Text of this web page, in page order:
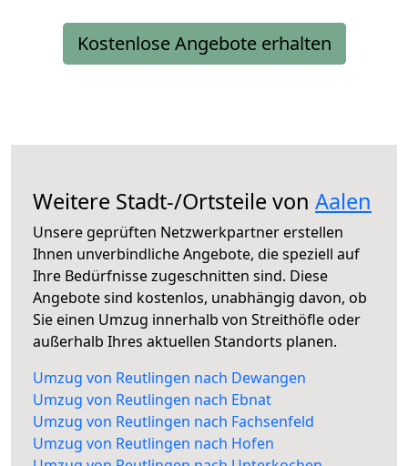
Kostenlose Angebote erhalten
Weitere Stadt-/Ortsteile von Aalen
Unsere geprüften Netzwerkpartner erstellen
Ihnen unverbindliche Angebote, die speziell auf
Ihre Bedürfnisse zugeschnitten sind. Diese
Angebote sind kostenlos, unabhängig davon, ob
Sie einen Umzug innerhalb von Streithöfle oder
außerhalb Ihres aktuellen Standorts planen.
Umzug von Reutlingen nach Dewangen
Umzug von Reutlingen nach Ebnat
Umzug von Reutlingen nach Fachsenfeld
Umzug von Reutlingen nach Hofen